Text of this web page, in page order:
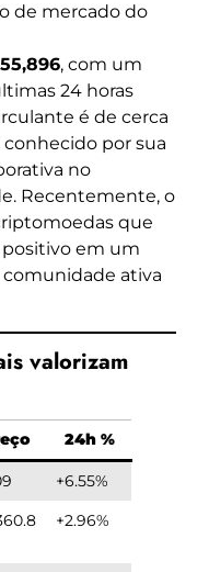
de mercado do
, com um
24 horas
é de cerca
conhecido por sua
no
Recentemente, o
que
em um
comunidade ativa
valorizam
24h %
+6.55%
+2.96%